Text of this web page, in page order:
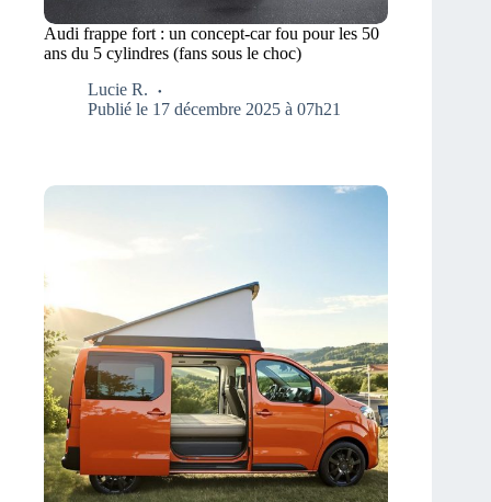
Audi frappe fort : un concept-car fou pour les 50
ans du 5 cylindres (fans sous le choc)
Lucie R.
Publié le 17 décembre 2025 à 07h21